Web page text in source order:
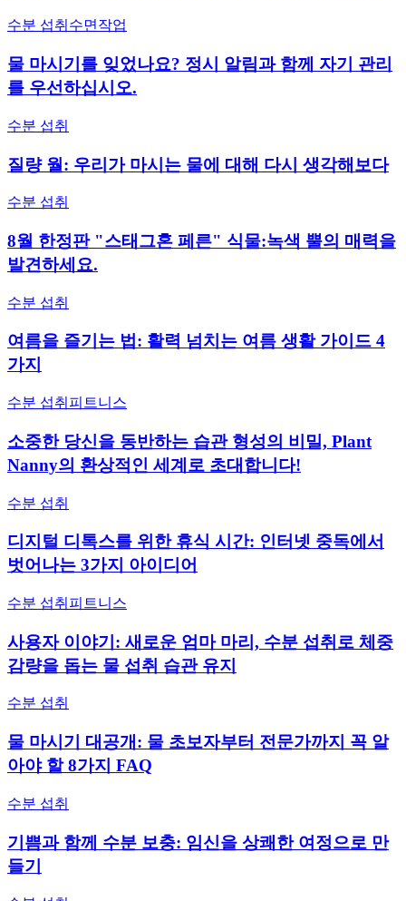
수분 섭취 수면 작업
물 마시기를 잊었나요? 정시 알림과 함께 자기 관리
를 우선하십시오.
수분 섭취
질량 월: 우리가 마시는 물에 대해 다시 생각해보다
수분 섭취
8월 한정판 "스태그혼 페른" 식물:녹색 뿔의 매력을
발견하세요.
수분 섭취
여름을 즐기는 법: 활력 넘치는 여름 생활 가이드 4
가지
수분 섭취 피트니스
소중한 당신을 동반하는 습관 형성의 비밀, Plant
Nanny의 환상적인 세계로 초대합니다!
수분 섭취
디지털 디톡스를 위한 휴식 시간: 인터넷 중독에서
벗어나는 3가지 아이디어
수분 섭취 피트니스
사용자 이야기: 새로운 엄마 마리, 수분 섭취로 체중
감량을 돕는 물 섭취 습관 유지
수분 섭취
물 마시기 대공개: 물 초보자부터 전문가까지 꼭 알
아야 할 8가지 FAQ
수분 섭취
기쁨과 함께 수분 보충: 임신을 상쾌한 여정으로 만
들기